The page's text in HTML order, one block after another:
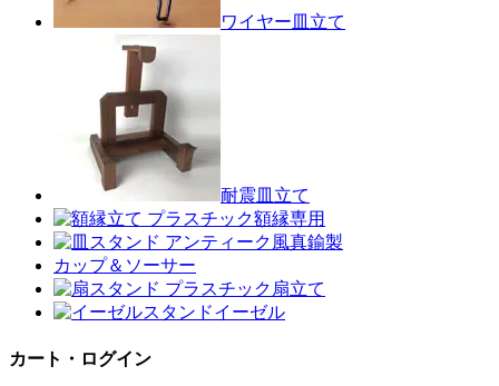
ワイヤー皿立て
耐震皿立て
額縁専用
真鍮製
カップ＆ソーサー
扇立て
イーゼル
カート・ログイン